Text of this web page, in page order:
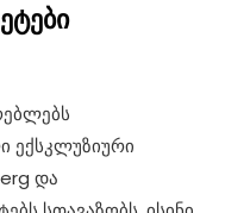
ექსკლუზიური
და